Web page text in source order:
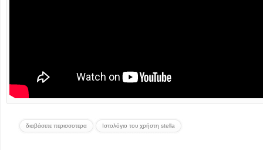
διαβάσετε περισσοτερα Ιστολόγιο του χρήστη stella